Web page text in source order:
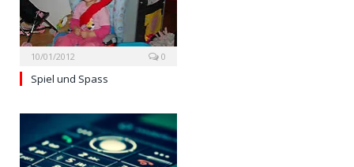
10/01/2012 0
Spiel und Spass